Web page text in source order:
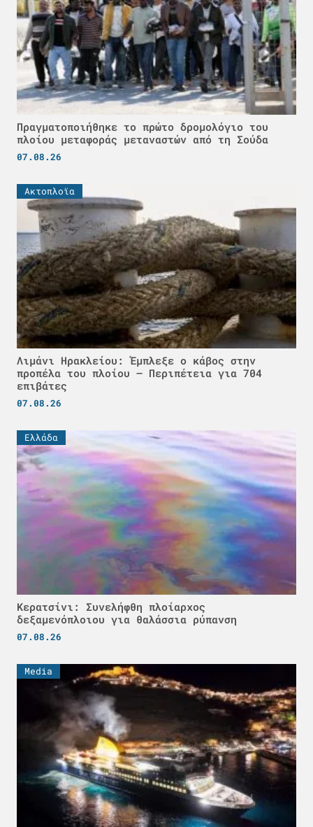
Πραγματοποιήθηκε το πρώτο δρομολόγιο του
πλοίου μεταφοράς μεταναστών από τη Σούδα
07.08.26
Ακτοπλοϊα
Λιμάνι Ηρακλείου: Έμπλεξε ο κάβος στην
προπέλα του πλοίου – Περιπέτεια για 704
επιβάτες
07.08.26
Ελλάδα
Κερατσίνι: Συνελήφθη πλοίαρχος
δεξαμενόπλοιου για θαλάσσια ρύπανση
07.08.26
Media